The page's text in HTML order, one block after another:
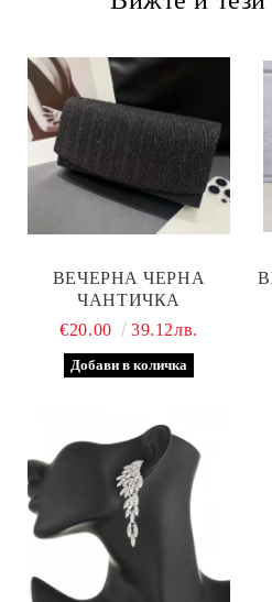
ВЕЧЕРНА ЧЕРНА
ЧАНТИЧКА
€20.00
39.12лв.